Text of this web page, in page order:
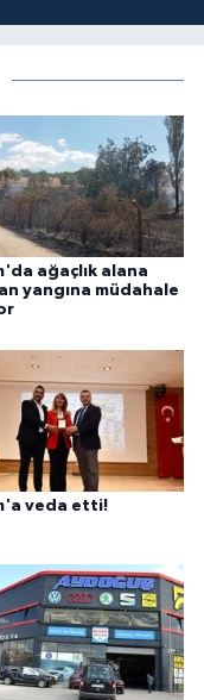
ağaçlık alana
yangına müdahale
veda etti!